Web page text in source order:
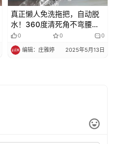
真正懒人免洗拖把，自动脱
水！360度清死角不弯腰，
一次干净一周！
0 0 0
编辑：庄雅婷 2025年5月13日